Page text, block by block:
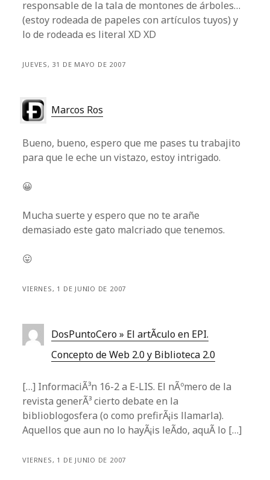
responsable de la tala de montones de árboles…
(estoy rodeada de papeles con artículos tuyos) y
lo de rodeada es literal XD XD
JUEVES, 31 DE MAYO DE 2007
Marcos Ros
Bueno, bueno, espero que me pases tu trabajito
para que le eche un vistazo, estoy intrigado.
😀
Mucha suerte y espero que no te arañe
demasiado este gato malcriado que tenemos.
😛
VIERNES, 1 DE JUNIO DE 2007
DosPuntoCero » El artÃ­culo en EPI.
Concepto de Web 2.0 y Biblioteca 2.0
[…] InformaciÃ³n 16-2 a E-LIS. El nÃºmero de la
revista generÃ³ cierto debate en la
biblioblogosfera (o como prefirÃ¡is llamarla).
Aquellos que aun no lo hayÃ¡is leÃ­do, aquÃ­ lo […]
VIERNES, 1 DE JUNIO DE 2007